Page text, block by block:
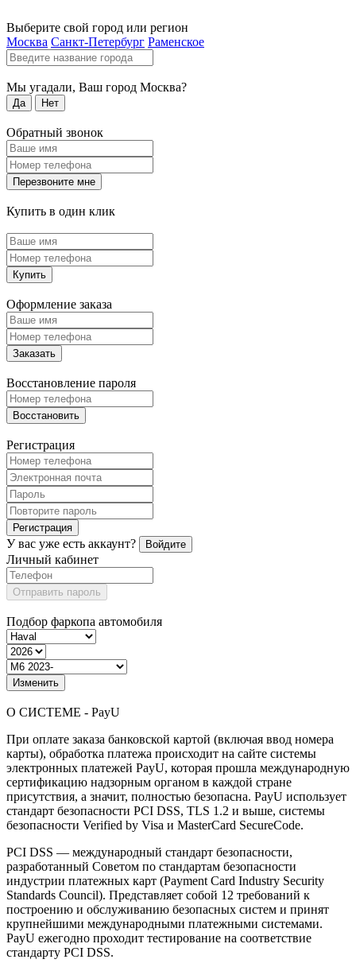
Выберите свой город или регион
Москва Санкт-Петербург Раменское
Мы угадали, Ваш город Москва?
Да Нет
Обратный звонок
Перезвоните мне
Купить в один клик
Купить
Оформление заказа
Заказать
Восстановление пароля
Восстановить
Регистрация
Регистрация
У вас уже есть аккаунт? Войдите
Личный кабинет
Отправить пароль
Подбор фаркопа автомобиля
Изменить
О СИСТЕМЕ - PayU
При оплате заказа банковской картой (включая ввод номера
карты), обработка платежа происходит на сайте системы
электронных платежей PayU, которая прошла международную
сертификацию надзорным органом в каждой стране
присутствия, а значит, полностью безопасна. PayU использует
стандарт безопасности PCI DSS, TLS 1.2 и выше, системы
безопасности Verified by Visa и MasterCard SecureCode.
PCI DSS — международный стандарт безопасности,
разработанный Советом по стандартам безопасности
индустрии платежных карт (Payment Card Industry Security
Standards Council). Представляет собой 12 требований к
построению и обслуживанию безопасных систем и принят
крупнейшими международными платежными системами.
PayU ежегодно проходит тестирование на соответствие
стандарту PCI DSS.